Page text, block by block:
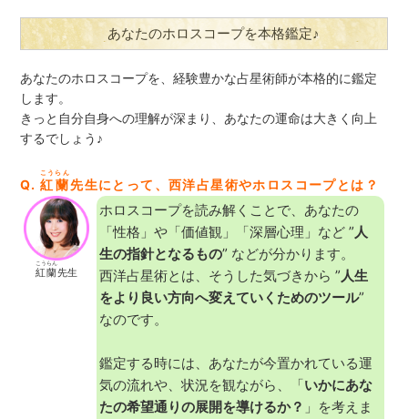
あなたのホロスコープを本格鑑定♪
あなたのホロスコープを、経験豊かな占星術師が本格的に鑑定
します。
きっと自分自身への理解が深まり、あなたの運命は大きく向上
するでしょう♪
Q. 紅蘭
こうらん
先生にとって、西洋占星術やホロスコープとは？
紅蘭
こうらん
先生
ホロスコープを読み解くことで、あなたの
「性格」や「価値観」「深層心理」など ”人
生の指針となるもの” などが分かります。
西洋占星術とは、そうした気づきから ”人生
をより良い方向へ変えていくためのツール”
なのです。
鑑定する時には、あなたが今置かれている運
気の流れや、状況を観ながら、「いかにあな
たの希望通りの展開を導けるか？ 」を考えま